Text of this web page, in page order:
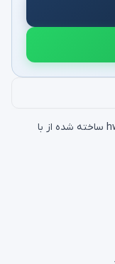
آچار فرانسه 10 اینچی پروسکیت مدل hw-010 ساخته شده از با